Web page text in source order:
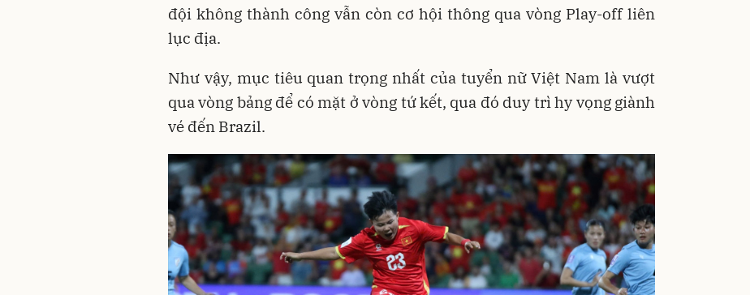
đội không thành công vẫn còn cơ hội thông qua vòng Play-off liên
lục địa.
Như vậy, mục tiêu quan trọng nhất của tuyển nữ Việt Nam là vượt
qua vòng bảng để có mặt ở vòng tứ kết, qua đó duy trì hy vọng giành
vé đến Brazil.